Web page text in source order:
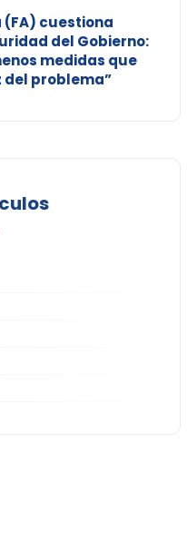
cuestiona
del Gobierno:
medidas que
problema”